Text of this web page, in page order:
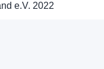
e.V. 2022